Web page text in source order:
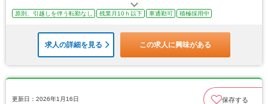
原則、引越しを伴う転勤なし 残業月10ｈ以下 車通勤可 積極採用中
求人の詳細を見る この求人に興味がある
更新日：2026年1月16日 保存する